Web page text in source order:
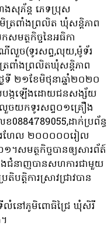
ងសុភ័ន្ត ភេទប្រុស
រពាំងព្រលិត ឃុំសន្តិភាព
មត្ថកិច្ចនៃអធិកា
ណីលួច(ទូរសព្ទ,លុយ,ម៉ូទ័រ
ពាំងព្រលិតឃុំសន្តិភាព
២១ខែមិថុនាឆ្នាំ២០២០
ង្កឡើងដោយជនសង្ស័យ
លួចយកទូរសព្ទ០១គ្រឿង
ដាក់ប្រព័ន្ធ
ហែល ២០០០០០រៀល
។សមត្ថកិច្ចបានឲ្យសារព័ត៍
ជំនាញបានសហការជាមួយ
បត្តិការស្រាវជ្រាវបាន
លំនៅភូមិពោធិជ្រៃ ឃុំសិរី